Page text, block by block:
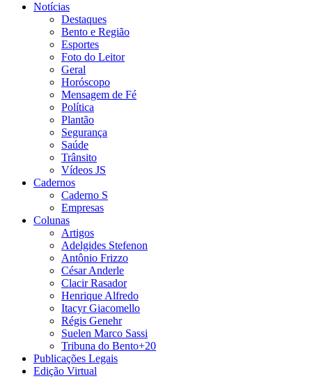
Notícias
Destaques
Bento e Região
Esportes
Foto do Leitor
Geral
Horóscopo
Mensagem de Fé
Política
Plantão
Segurança
Saúde
Trânsito
Vídeos JS
Cadernos
Caderno S
Empresas
Colunas
Artigos
Adelgides Stefenon
Antônio Frizzo
César Anderle
Clacir Rasador
Henrique Alfredo
Itacyr Giacomello
Régis Genehr
Suelen Marco Sassi
Tribuna do Bento+20
Publicações Legais
Edição Virtual